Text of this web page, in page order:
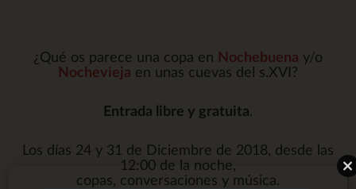
¿Qué os parece una copa en Nochebuena y/o
Nochevieja en unas cuevas del s.XVI?
Entrada libre y gratuita.
Los días 24 y 31 de Diciembre de 2018, desde las
12:00 de la noche,
copas, conversaciones y música.